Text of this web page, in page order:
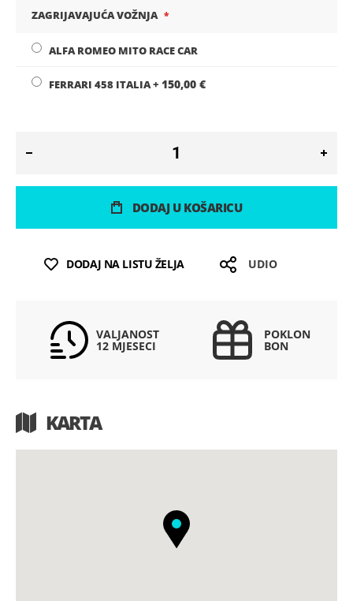
ZAGRIJAVAJUĆA VOŽNJA
ALFA ROMEO MITO RACE CAR
FERRARI 458 ITALIA+ 150,00 €
DODAJ U KOŠARICU
DODAJ NA LISTU ŽELJA UDIO
VALJANOST
12 MJESECI
POKLON
BON
KARTA